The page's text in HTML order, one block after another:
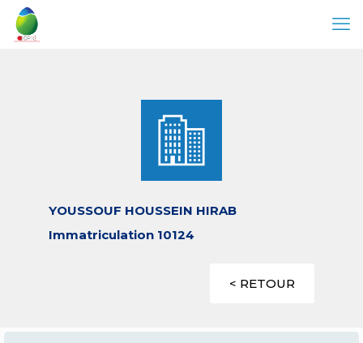
YOUSSOUF HOUSSEIN HIRAB
Immatriculation 10124
< RETOUR